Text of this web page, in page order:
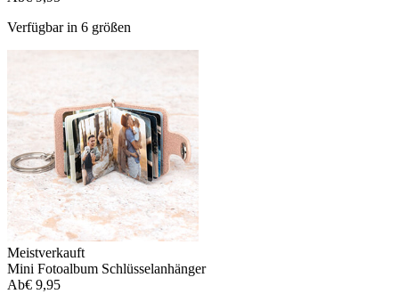
Verfügbar in 6 größen
Meistverkauft
Mini Fotoalbum Schlüsselanhänger
Ab€ 9,95